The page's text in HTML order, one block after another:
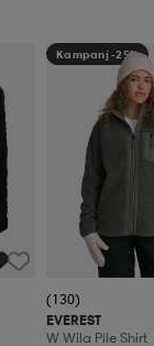
Kampanj -25%
(130)
EVEREST
W Wila Pile Shirt